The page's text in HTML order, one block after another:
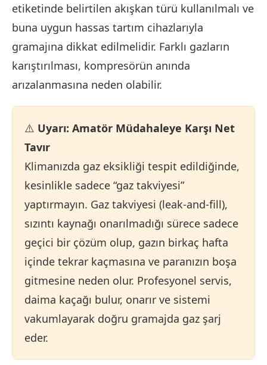
etiketinde belirtilen akışkan türü kullanılmalı ve
buna uygun hassas tartım cihazlarıyla
gramajına dikkat edilmelidir. Farklı gazların
karıştırılması, kompresörün anında
arızalanmasına neden olabilir.
⚠️ Uyarı: Amatör Müdahaleye Karşı Net
Tavır
Klimanızda gaz eksikliği tespit edildiğinde,
kesinlikle sadece “gaz takviyesi”
yaptırmayın. Gaz takviyesi (leak-and-fill),
sızıntı kaynağı onarılmadığı sürece sadece
geçici bir çözüm olup, gazın birkaç hafta
içinde tekrar kaçmasına ve paranızın boşa
gitmesine neden olur. Profesyonel servis,
daima kaçağı bulur, onarır ve sistemi
vakumlayarak doğru gramajda gaz şarj
eder.